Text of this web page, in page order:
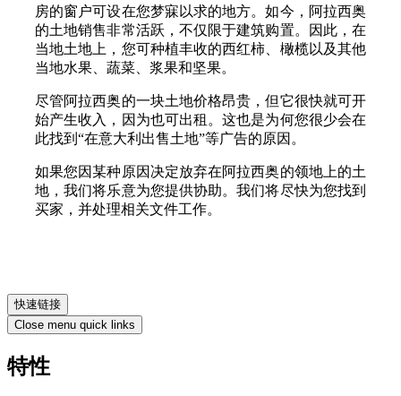
房的窗户可设在您梦寐以求的地方。如今，阿拉西奥
的土地销售非常活跃，不仅限于建筑购置。因此，在
当地土地上，您可种植丰收的西红柿、橄榄以及其他
当地水果、蔬菜、浆果和坚果。
尽管阿拉西奥的一块土地价格昂贵，但它很快就可开
始产生收入，因为也可出租。这也是为何您很少会在
此找到“在意大利出售土地”等广告的原因。
如果您因某种原因决定放弃在阿拉西奥的领地上的土
地，我们将乐意为您提供协助。我们将尽快为您找到
买家，并处理相关文件工作。
快速链接
Close menu quick links
特性